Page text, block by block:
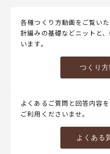
各種つくり方動画をご覧い
針編みの基礎などニットと
います。
つくり
よくあるご質問と回答内容
ご利用くださいませ。
よくある